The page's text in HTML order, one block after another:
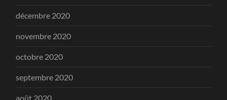
décembre 2020
novembre 2020
octobre 2020
septembre 2020
août 2020